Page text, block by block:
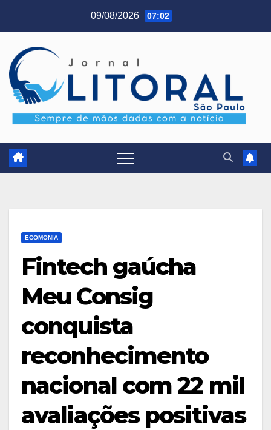
09/08/2026 07:02
ECOMONIA
Fintech gaúcha
Meu Consig
conquista
reconhecimento
nacional com 22 mil
avaliações positivas